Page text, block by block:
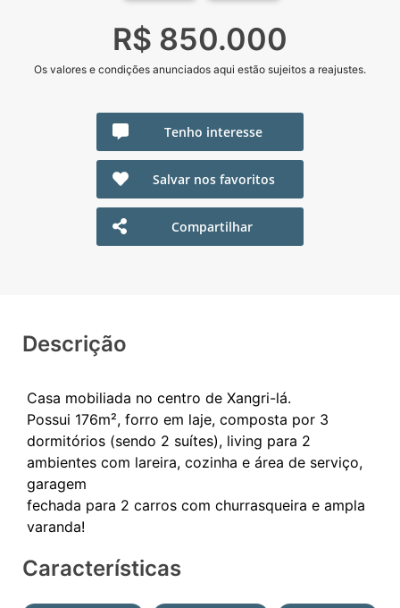
R$ 850.000
Os valores e condições anunciados aqui estão sujeitos a reajustes.
Tenho interesse
Salvar nos favoritos
Compartilhar
Descrição
Casa mobiliada no centro de Xangri-lá.
Possui 176m², forro em laje, composta por 3
dormitórios (sendo 2 suítes), living para 2
ambientes com lareira, cozinha e área de serviço,
garagem
fechada para 2 carros com churrasqueira e ampla
Características